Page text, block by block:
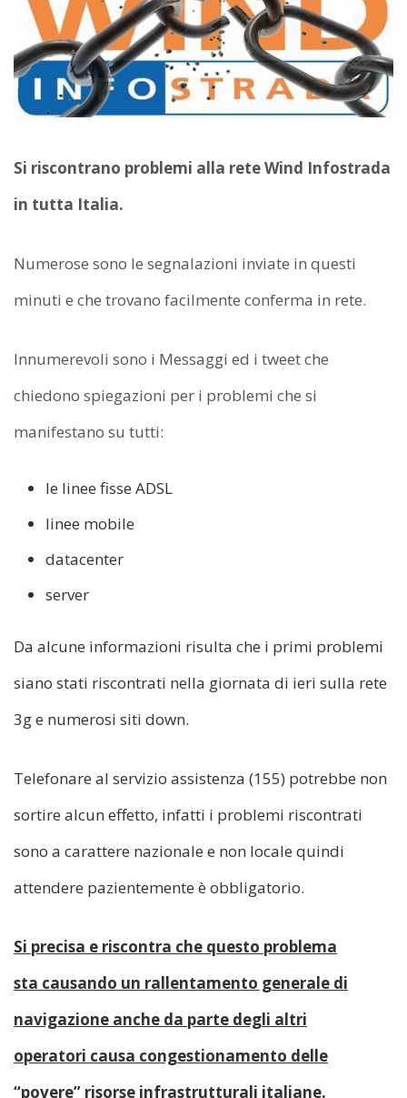
Si riscontrano problemi alla rete Wind Infostrada
in tutta Italia.
Numerose sono le segnalazioni inviate in questi
minuti e che trovano facilmente conferma in rete.
Innumerevoli sono i Messaggi ed i tweet che
chiedono spiegazioni per i problemi che si
manifestano su tutti:
le linee fisse ADSL
linee mobile
datacenter
server
Da alcune informazioni risulta che i primi problemi
siano stati riscontrati nella giornata di ieri sulla rete
3g e numerosi siti down.
Telefonare al servizio assistenza (155) potrebbe non
sortire alcun effetto, infatti i problemi riscontrati
sono a carattere nazionale e non locale quindi
attendere pazientemente è obbligatorio.
Si precisa e riscontra che questo problema
sta causando un rallentamento generale di
navigazione anche da parte degli altri
operatori causa congestionamento delle
“povere” risorse infrastrutturali italiane.